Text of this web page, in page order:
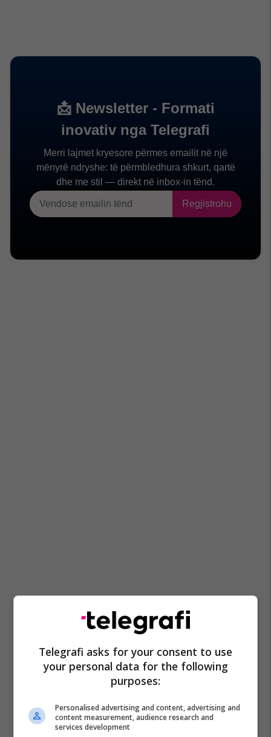
Telegrafi asks for your consent to use
your personal data for the following
purposes:
Personalised advertising and content, advertising and
content measurement, audience research and
services development